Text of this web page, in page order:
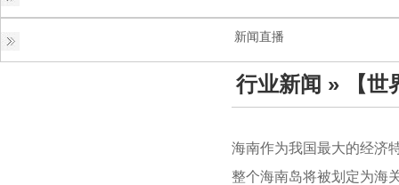
新闻直播
行业新闻 » 【世
海南作为我国最大的经济
整个海南岛将被划定为海